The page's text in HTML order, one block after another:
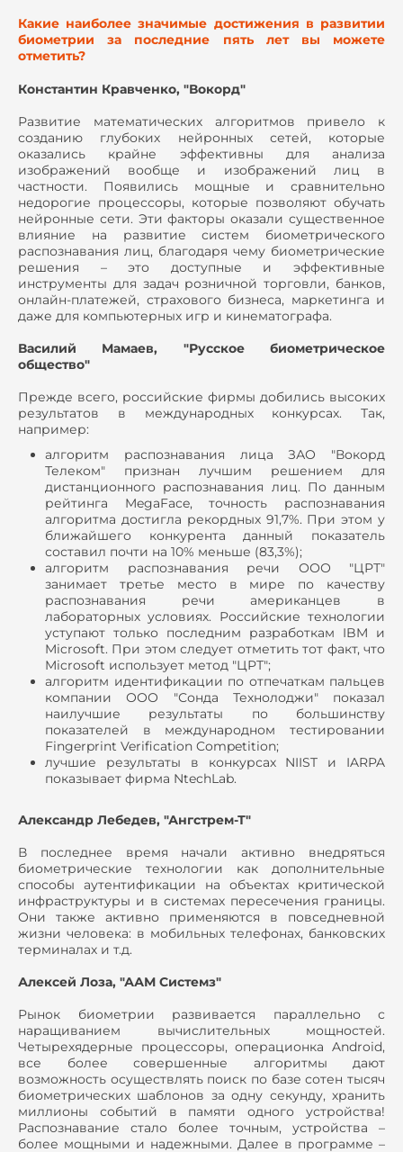
Какие наиболее значимые достижения в развитии
биометрии за последние пять лет вы можете
отметить?
Константин Кравченко, "Вокорд"
Развитие математических алгоритмов привело к
созданию глубоких нейронных сетей, которые
оказались крайне эффективны для анализа
изображений вообще и изображений лиц в
частности. Появились мощные и сравнительно
недорогие процессоры, которые позволяют обучать
нейронные сети. Эти факторы оказали существенное
влияние на развитие систем биометрического
распознавания лиц, благодаря чему биометрические
решения – это доступные и эффективные
инструменты для задач розничной торговли, банков,
онлайн-платежей, страхового бизнеса, маркетинга и
даже для компьютерных игр и кинематографа.
Василий Мамаев, "Русское биометрическое
общество"
Прежде всего, российские фирмы добились высоких
результатов в международных конкурсах. Так,
например:
алгоритм распознавания лица ЗАО "Вокорд
Телеком" признан лучшим решением для
дистанционного распознавания лиц. По данным
рейтинга MegaFace, точность распознавания
алгоритма достигла рекордных 91,7%. При этом у
ближайшего конкурента данный показатель
составил почти на 10% меньше (83,3%);
алгоритм распознавания речи ООО "ЦРТ"
занимает третье место в мире по качеству
распознавания речи американцев в
лабораторных условиях. Российские технологии
уступают только последним разработкам IBM и
Microsoft. При этом следует отметить тот факт, что
Microsoft использует метод "ЦРТ";
алгоритм идентификации по отпечаткам пальцев
компании ООО "Сонда Технолоджи" показал
наилучшие результаты по большинству
показателей в международном тестировании
Fingerprint Verification Competition;
лучшие результаты в конкурсах NIIST и IARPA
показывает фирма NtechLab.
Александр Лебедев, "Ангстрем-Т"
В последнее время начали активно внедряться
биометрические технологии как дополнительные
способы аутентификации на объектах критической
инфраструктуры и в системах пересечения границы.
Они также активно применяются в повседневной
жизни человека: в мобильных телефонах, банковских
терминалах и т.д.
Алексей Лоза, "ААМ Системз"
Рынок биометрии развивается параллельно с
наращиванием вычислительных мощностей.
Четырехядерные процессоры, операционка Android,
все более совершенные алгоритмы дают
возможность осуществлять поиск по базе сотен тысяч
биометрических шаблонов за одну секунду, хранить
миллионы событий в памяти одного устройства!
Распознавание стало более точным, устройства –
более мощными и надежными. Далее в программе –